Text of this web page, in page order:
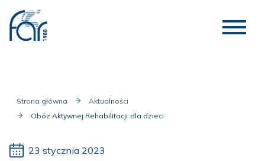
Strona główna
Aktualności
Obóz Aktywnej Rehabilitacji dla dzieci
23 stycznia 2023